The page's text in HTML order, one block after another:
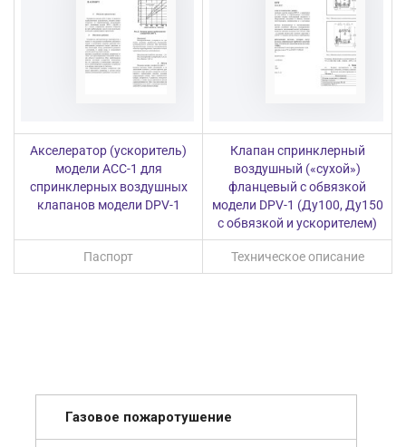
Акселератор (ускоритель)
модели ACC-1 для
спринклерных воздушных
клапанов модели DPV-1
Клапан спринклерный
воздушный («сухой»)
фланцевый с обвязкой
модели DPV-1 (Ду100, Ду150
с обвязкой и ускорителем)
Паспорт Техническое описание
Газовое пожаротушение